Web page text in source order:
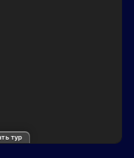
тур